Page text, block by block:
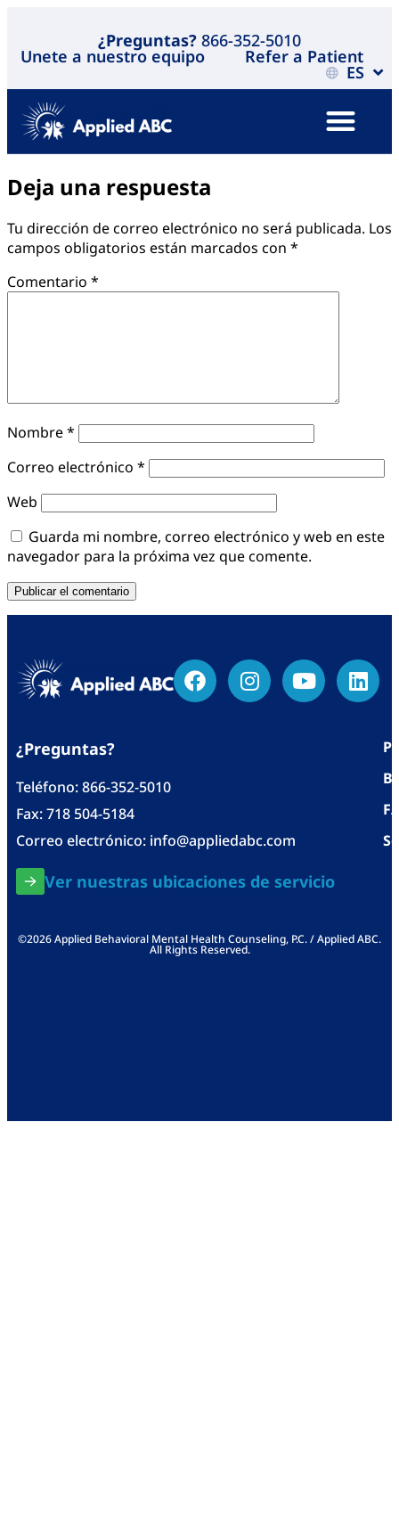
¿Preguntas? 866-352-5010
Unete a nuestro equipo Refer a Patient
ES
Deja una respuesta
Tu dirección de correo electrónico no será publicada. Los
campos obligatorios están marcados con *
Comentario *
Nombre*
Correo electrónico *
Web
Guarda mi nombre, correo electrónico y web en este
navegador para la próxima vez que comente.
¿Preguntas?
Teléfono:866-352-5010
Fax: 718 504-5184
Correo electrónico: info@appliedabc.com
Ver nuestras ubicaciones de servicio
©2026 Applied Behavioral Mental Health Counseling, P.C. / Applied ABC.
All Rights Reserved.